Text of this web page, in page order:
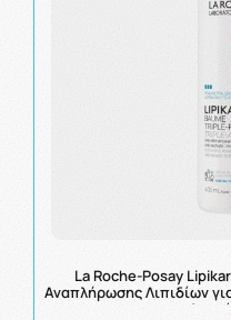
La Roche-Posay
Αναπλήρωσης Λιπιδίων